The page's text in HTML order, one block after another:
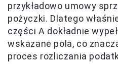
przykładowo umowy
pożyczki. Dlatego
części A dokładnie
wskazane pola, co
proces rozliczania